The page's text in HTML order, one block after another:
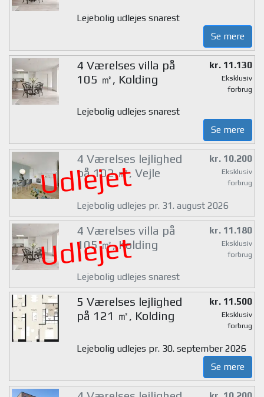
Lejebolig udlejes snarest
Se mere
4 Værelses villa på
105 ㎡, Kolding
kr. 11.130
Eksklusiv
forbrug
Lejebolig udlejes snarest
Se mere
Udlejet
4 Værelses lejlighed
på 102 ㎡, Vejle
kr. 10.200
Eksklusiv
forbrug
Lejebolig udlejes pr. 31. august 2026
Udlejet
4 Værelses villa på
105 ㎡, Kolding
kr. 11.180
Eksklusiv
forbrug
Lejebolig udlejes snarest
5 Værelses lejlighed
på 121 ㎡, Kolding
kr. 11.500
Eksklusiv
forbrug
Lejebolig udlejes pr. 30. september 2026
Se mere